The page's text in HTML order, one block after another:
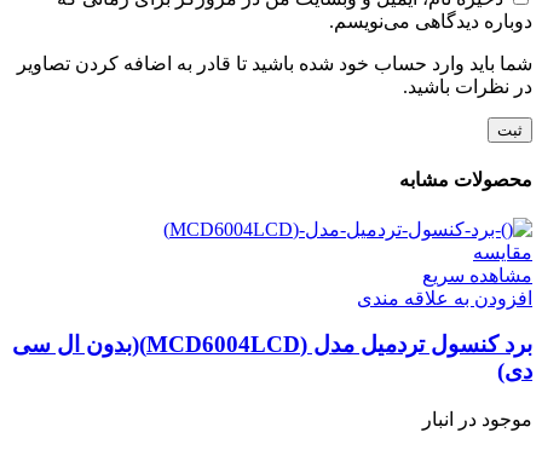
دوباره دیدگاهی می‌نویسم.
شما باید وارد حساب خود شده باشید تا قادر به اضافه کردن تصاویر
در نظرات باشید.
محصولات مشابه
مقایسه
مشاهده سریع
افزودن به علاقه مندی
برد کنسول تردمیل مدل (MCD6004LCD)(بدون ال سی
دی)
موجود در انبار